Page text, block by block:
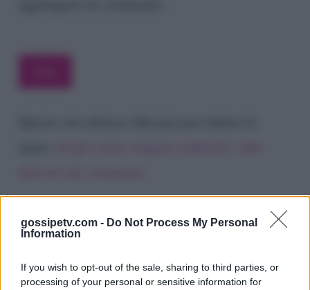
gossipetv.com - Do Not Process My Personal
Information
If you wish to opt-out of the sale, sharing to third parties, or
processing of your personal or sensitive information for